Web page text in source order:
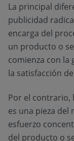
La principal
publicidad
encarga del
un producto o
comienza con la
la satisfacción
Por el contrario,
es una pieza del
esfuerzo
del producto o